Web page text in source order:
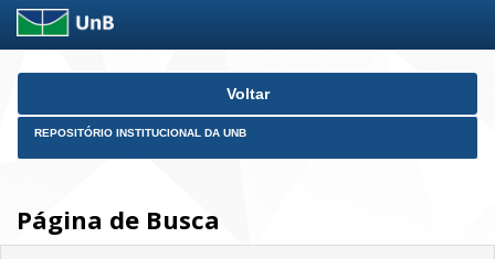
Skip
Voltar
REPOSITÓRIO INSTITUCIONAL DA UNB
Página de Busca